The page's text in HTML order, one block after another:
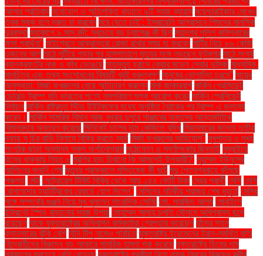
আসার প্রতিবাদ মনোযোগ ও স্মৃতিশক্তি বাড়াতে ৯টি সহজ ব্যায়াম ময়েশ্চারাইজার মেখেও
ত্বক শুষ্ক হলে দ্রুত যা করবেন মরে যেতে চাই’: ইসরায়েলি আগ্রাসনে শিশুদের মানসিক
দুরবস্থা মহাকাশে ৯ মাস বন্দী: সবচেয়ে বড় চ্যালেঞ্জ কী ছিল মহানগর পুলিশ কমিশনারের
ক্ষমা প্রার্থনা" মাইগ্রেনে আক্রান্তরা রোজা রাখার সময় যা করবেন মাটির নিচে ৮৬ কেজি
ওজনের আলু মাঠে লুটিয়ে পড়ার পর হাসপাতালে মৃত্যুর সঙ্গে লড়ছেন ফুটবলার মাঠে সংঘর্ষ
ব্যানক্রফটের নাক ও কাঁধ ভেঙেছে মাতৃমৃত্যু হ্রাসে কেয়ার মডেল সেবার ভূমিকা মাধ্যমিক.
মানচিত্র এবং তথ্য সংশোধনের বিষয়টি খুবই গুরুত্বপূর্ণ মানুষের ভোগান্তি চরমে" মায়ের
অসুস্থতা: মির্জা ফখরুলের মেয়ে স্মৃতিচারণ করলেন মার্ক জাকারবার্গ মার্কিন প্রেসিডেন্ট
ডোনাল্ড ট্রাম্প যদি ভারতের পণ্যে সমপরিমাণ শুল্ক আরোপ করেন মার্কিন প্রেসিডেন্ট
নির্বাচন মার্কিন রাষ্ট্রদূত স্টিভ উইটকফের মধ্যে অনুষ্ঠিত বৈঠকের পর ট্রাম্প এ মন্তব্য
করেন। মার্কিন সামরিক বিমান আজ বুধবার দুপুরে পাঞ্জাবের অমৃতসর আন্তর্জাতিক
বিমানবন্দরে অবতরণ করেছে মিনিকেট চালের দাম কেজিতে বৃদ্ধি মিয়ানমারের জান্তা তৃতীয়
দফায় সু চির বাড়ি নিলামে বিক্রি করতে ব্যর্থ মির্জা ফখরুলের অভিযোগ" মুখপাত্র ও মুখ্য
সংগঠক ছাড়া অন্যান্য সকল অর্গানোগ্রাম মুঠোফোন ও স্বর্ণালংকার ছিনতাই মুম্বাইয়ে
বাসের ধাক্কায় নিহত ৬ মুরগির হাড় চিবানো কি আসলেই উপকারী?' মুহাম্মদ ইউনূসের
আপিলের শুনানি শেষ মৃত্যুর প্রাক্কালে মস্তিষ্কে কী ঘটে মৃদু শৈত্যপ্রবাহে কাঁপছে
পঞ্চগড় মেটা মেট্রোরেল টিকিট বিক্রি থেকে আয় ২৪৪ কোটি টাকা মেয়র প্রার্থী মেসি মেসি
রোনালদোর হ্যাটট্রিকের রেকর্ডে যোগ দিলেন" মেসিদের নাটকীয় পরাজয় শেষ মুহূর্তে মেসির
সঙ্গে সম্পর্কের গুঞ্জন নিয়ে মুখ খুললেন সাংবাদিক সোফি মো. সারজিদ আলম মোবাইলে
ইন্টারনেট স্পিড বাড়ানোর সহজ উপায় মোহাম্মদ সালাহ চলতি মৌসুমে অবিশ্বাস্য ছন্দে
রয়েছেন যাকে যুক্তরাষ্ট্রের অভিবাসন কর্মকর্তারা গ্রেপ্তার করেছেন যাঁদের স্তন
ক্যানসারের ঝুঁকি বেশি যিনি টিপু নামেও পরিচিত যুক্তরাষ্ট্র ইয়েমেনের ইরান-সমর্থিত হুতি
বিদ্রোহীদের বিরুদ্ধে বড় আকারে সামরিক হামলা শুরু করেছে যুক্তরাষ্ট্রে ডিমের দাম